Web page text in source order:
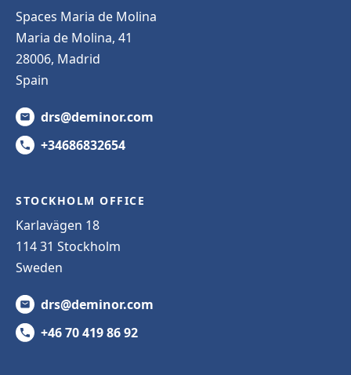
Spaces Maria de Molina
Maria de Molina, 41
28006, Madrid
Spain
drs@deminor.com
+34686832654
STOCKHOLM OFFICE
Karlavägen 18
114 31 Stockholm
Sweden
drs@deminor.com
+46 70 419 86 92